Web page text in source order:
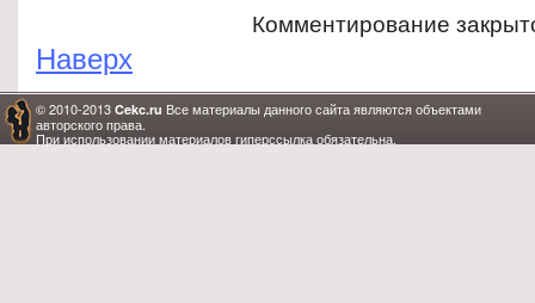
Комментирование
Наверх
© 2010-2013 Cekc.ru Все материалы данного сайта являются объектами
авторского права.
При использовании материалов гиперссылка обязательна.